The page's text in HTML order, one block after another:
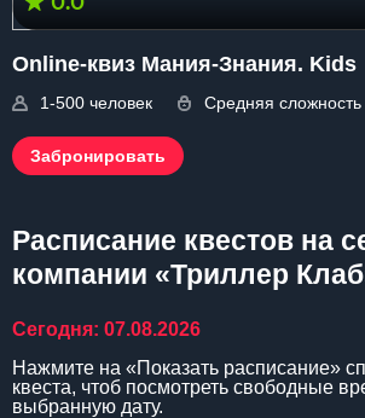
Online-квиз Мания-Знания. Kids
1-500 человек Средняя сложность
Забронировать
Расписание квестов на
компании «Триллер
Сегодня: 07.08.2026
Нажмите на «Показать расписание»
квеста, чтоб посмотреть свободные
выбранную дату.